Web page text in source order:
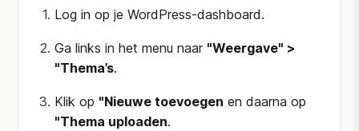
Log in op je WordPress-dashboard.
Ga links in het menu naar "Weergave" >
"Thema’s.
Klik op "Nieuwe toevoegen en daarna op
"Thema uploaden.